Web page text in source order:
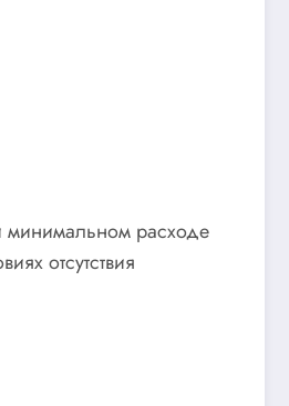
минимальном расходе
отсутствия